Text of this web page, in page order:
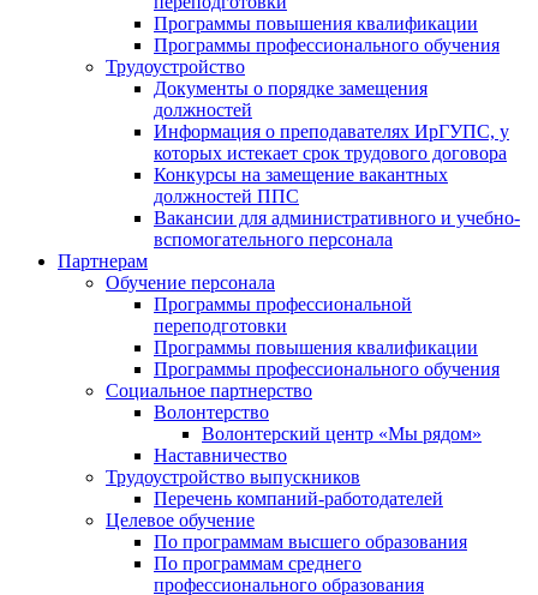
Программы повышения квалификации
Программы профессионального обучения
Трудоустройство
Документы о порядке замещения
должностей
Информация о преподавателях ИрГУПС, у
которых истекает срок трудового договора
Конкурсы на замещение вакантных
должностей ППС
Вакансии для административного и учебно-
вспомогательного персонала
Партнерам
Обучение персонала
Программы профессиональной
переподготовки
Программы повышения квалификации
Программы профессионального обучения
Социальное партнерство
Волонтерство
Волонтерский центр «Мы рядом»
Наставничество
Трудоустройство выпускников
Перечень компаний-работодателей
Целевое обучение
По программам высшего образования
По программам среднего
профессионального образования